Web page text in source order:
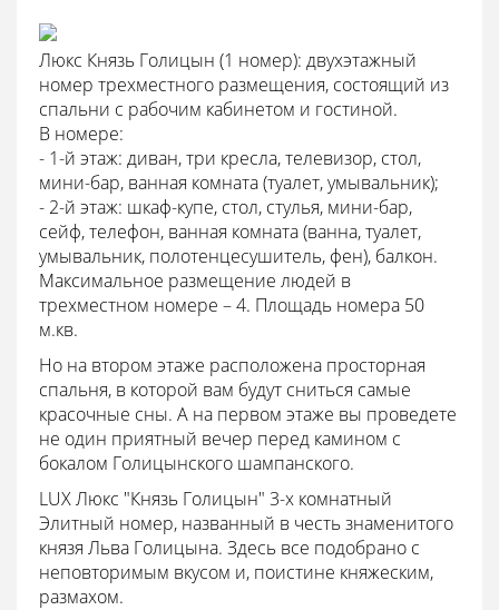
Люкс Князь Голицын (1 номер): двухэтажный
номер трехместного размещения, состоящий из
спальни с рабочим кабинетом и гостиной.
В номере:
- 1-й этаж: диван, три кресла, телевизор, стол,
мини-бар, ванная комната (туалет, умывальник);
- 2-й этаж: шкаф-купе, стол, стулья, мини-бар,
сейф, телефон, ванная комната (ванна, туалет,
умывальник, полотенцесушитель, фен), балкон.
Максимальное размещение людей в
трехместном номере – 4. Площадь номера 50
м.кв.
Но на втором этаже расположена просторная
спальня, в которой вам будут сниться самые
красочные сны. А на первом этаже вы проведете
не один приятный вечер перед камином с
бокалом Голицынского шампанского.
LUX Люкс "Князь Голицын" 3-х комнатный
Элитный номер, названный в честь знаменитого
князя Льва Голицына. Здесь все подобрано с
неповторимым вкусом и, поистине княжеским,
размахом.